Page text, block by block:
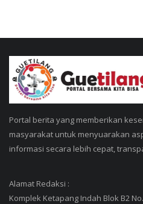
Portal berita yang memberikan
masyarakat untuk menyuarakan
informasi secara lebih cepat,
Alamat Redaksi :
Komplek Ketapang Indah Blok B2